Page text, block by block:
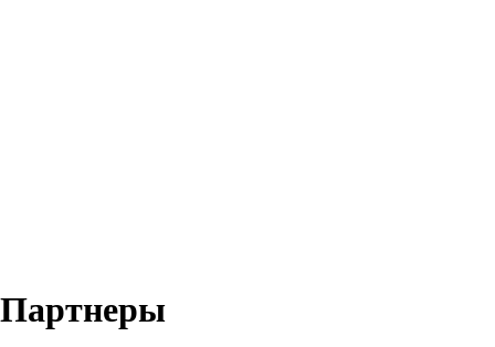
Партнеры